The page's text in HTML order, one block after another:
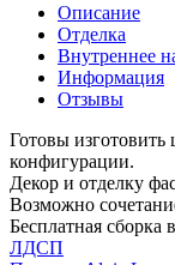
Описание
Отделка
Внутреннее
Информация
Отзывы
Готовы
конфигурации.
Декор и отделку
Возможно
Бесплатная сборка
ЛДСП